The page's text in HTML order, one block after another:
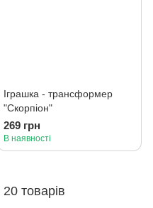
Іграшка - трансформер
"Скорпіон"
269 грн
В наявності
товарів